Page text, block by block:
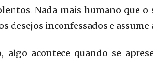
Nada mais humano que
desejos inconfessados e
algo acontece quando se